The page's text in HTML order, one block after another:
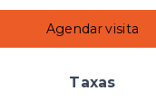
Agendar visita
Taxas